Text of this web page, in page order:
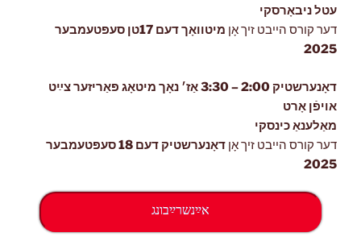
עטל ניבאָרסקי
דער קורס הייבט זיך אָן מיטוואָך
דעם 17טן סעפּטעמבער
2025
דאָנערשטיק 2:00 – 3:30 אַז׳ נאָך מיטאָג פּאַריזער צײַט
אויפֿן אָרט
מאַלענאַ כינסקי
דער קורס הייבט זיך אָן דאָנערשטיק
דעם 18 סעפּטעמבער
2025
אײַנשרײַבונג